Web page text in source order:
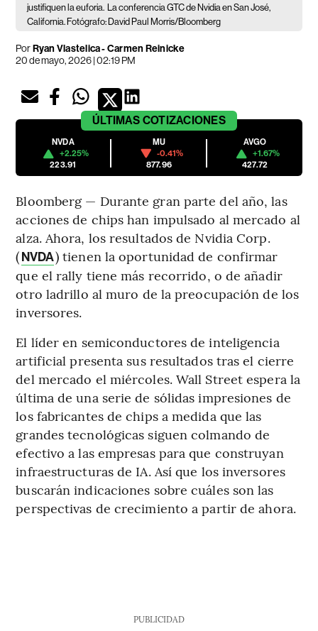
justifiquen la euforia. La conferencia GTC de Nvidia en San José,
California. Fotógrafo: David Paul Morris/Bloomberg
PorRyan Vlastelica - Carmen Reinicke
20 de mayo, 2026 | 02:19 PM
ÚLTIMAS COTIZACIONES
NVDA
+2.25%
223.91
MU
-0.41%
877.96
AVGO
+1.67%
427.72
Bloomberg — Durante gran parte del año, las
acciones de chips han impulsado al mercado al
alza. Ahora, los resultados de Nvidia Corp.
(NVDA) tienen la oportunidad de confirmar
que el rally tiene más recorrido, o de añadir
otro ladrillo al muro de la preocupación de los
inversores.
El líder en semiconductores de inteligencia
artificial presenta sus resultados tras el cierre
del mercado el miércoles. Wall Street espera la
última de una serie de sólidas impresiones de
los fabricantes de chips a medida que las
grandes tecnológicas siguen colmando de
efectivo a las empresas para que construyan
infraestructuras de IA. Así que los inversores
buscarán indicaciones sobre cuáles son las
perspectivas de crecimiento a partir de ahora.
PUBLICIDAD